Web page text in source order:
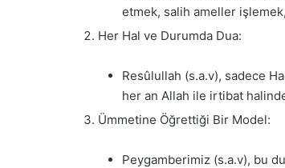
etmek, salih ameller
Her Hal ve Durumda Dua:
Resûlullah (s.a.v), sadece
her an Allah ile irtibat
Ümmetine Öğrettiği Bir Model:
Peygamberimiz (s.a.v), bu